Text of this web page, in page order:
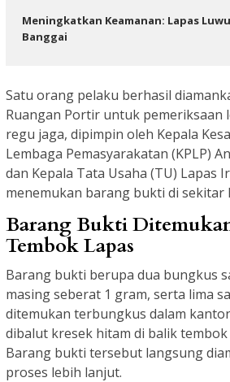
Meningkatkan Keamanan: Lapas
Banggai
Satu orang pelaku berhasil
Ruangan Portir untuk pemeriksaan
regu jaga, dipimpin oleh Kepala
Lembaga Pemasyarakatan (KPLP)
dan Kepala Tata Usaha (TU) Lapas
menemukan barang bukti di sekitar
Barang Bukti
Tembok Lapas
Barang bukti berupa dua bungkus
masing seberat 1 gram, serta lima
ditemukan terbungkus dalam
dibalut kresek hitam di balik tembok
Barang bukti tersebut langsung
proses lebih lanjut.